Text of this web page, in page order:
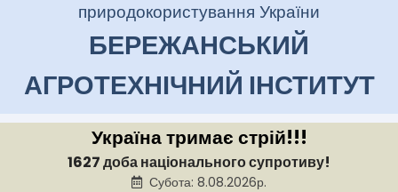
природокористування України
БЕРЕЖАНСЬКИЙ
АГРОТЕХНІЧНИЙ ІНСТИТУТ
Україна тримає стрій!!!
1627 доба національного супротиву!
Субота: 8.08.2026р.